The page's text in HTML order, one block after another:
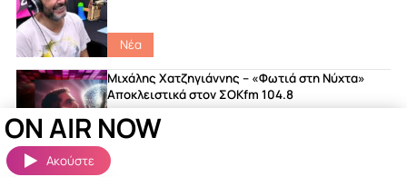
Νέα
Μιχάλης Χατζηγιάννης – «Φωτιά στη Νύχτα»
Αποκλειστικά στον ΣΟΚfm 104.8
ON AIR NOW
Ακούστε